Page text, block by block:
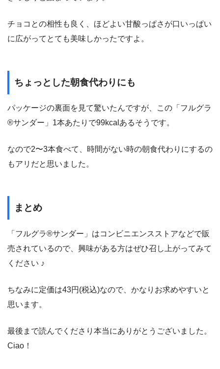
チョコとの相性も良く、ほどよい甘酸っぱさが口いっぱい
に広がってとても美味しかったですよ。
ちょっとした朝食代わりにも
パッケージの裏面を見て驚いたんですが、この「フルグラ
®サンダー」1本あたりで99kcalあるそうです。
なので2〜3本食べて、時間がない時の朝食代わりにするの
もアリだと思いました。
まとめ
「フルグラ®サンダー」はコンビニエンスストアなどで販
売されているので、興味がある方はぜひ召し上がってみて
ください ♪
ちなみに定価は43円(税込)なので、かなりお求めやすいと
思います。
最後まで読んでくださり本当にありがとうございました。
Ciao！